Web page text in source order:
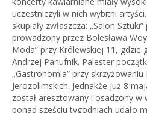
uczestniczyli w nich wybitni
skupiały zwłaszcza: „Salon
prowadzony przez Bolesława
Moda” przy Królewskiej 11, gdzie
Andrzej Panufnik. Palester
„Gastronomia” przy
Jerozolimskich. Jednakże już 8
został aresztowany i osadzony w
ponad sześciu tygodniach udało